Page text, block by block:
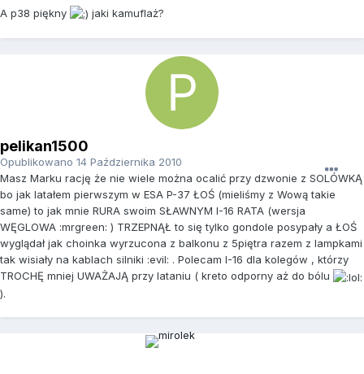
A p38 piękny jaki kamuflaż?
pelikan1500
Opublikowano 14 Października 2010
Masz Marku rację że nie wiele można ocalić przy dzwonie z SOLÓWKĄ
bo jak latałem pierwszym w ESA P-37 ŁOŚ (mieliśmy z Wową takie
same) to jak mnie RURA swoim SŁAWNYM I-16 RATA (wersja
WĘGLOWA :mrgreen: ) TRZEPNĄŁ to się tylko gondole posypały a ŁOŚ
wyglądał jak choinka wyrzucona z balkonu z 5piętra razem z lampkami
tak wisiały na kablach silniki :evil: . Polecam I-16 dla kolegów , którzy
TROCHĘ mniej UWAŻAJĄ przy lataniu ( kreto odporny aż do bólu
).